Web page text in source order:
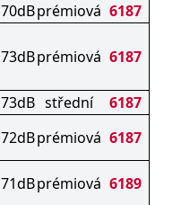
70dBprémiová 6187
73dBprémiová 6187
73dB střední
6187
72dBprémiová 6187
71dBprémiová 6189